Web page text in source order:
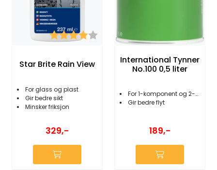
Karakter: 4.0 av 5 mulige
Star Brite Rain View
For glass og plast
Gir bedre sikt
Minsker friksjon
329,-
International Tynner
No.100 0,5 liter
For 1-komponent og 2-komponent
Gir bedre flyt
189,-